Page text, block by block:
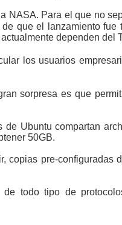
NASA. Para el que no
que el lanzamiento fue
dependen del
los usuarios
sorpresa es que
Ubuntu compartan
50GB.
copias pre-configuradas
todo tipo de